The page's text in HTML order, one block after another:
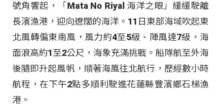
號角響起，「Mata No Riyal 海洋之眼」緩緩駛離
長濱漁港，迎向遼闊的海洋。11日東部海域吹起東
北風轉偏東南風，風力約4至5級、陣風達7級，海
面浪高約1至2公尺，海象充滿挑戰。船隊航至外海
後隨即升起風帆，順著海風往北航行，歷經數小時
航程，在下午2點多順利駛進花蓮縣豐濱鄉石梯漁
港。